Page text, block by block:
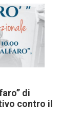
di
contro il